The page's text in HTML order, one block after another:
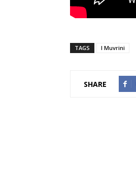
TAGS I Muvrini
SHARE